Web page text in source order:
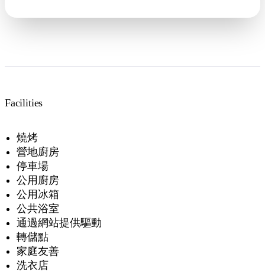
Facilities
燒烤
營地廚房
停車場
公用廚房
公用冰箱
公共浴室
通過網站提供驅動
轉儲點
家庭友善
洗衣店